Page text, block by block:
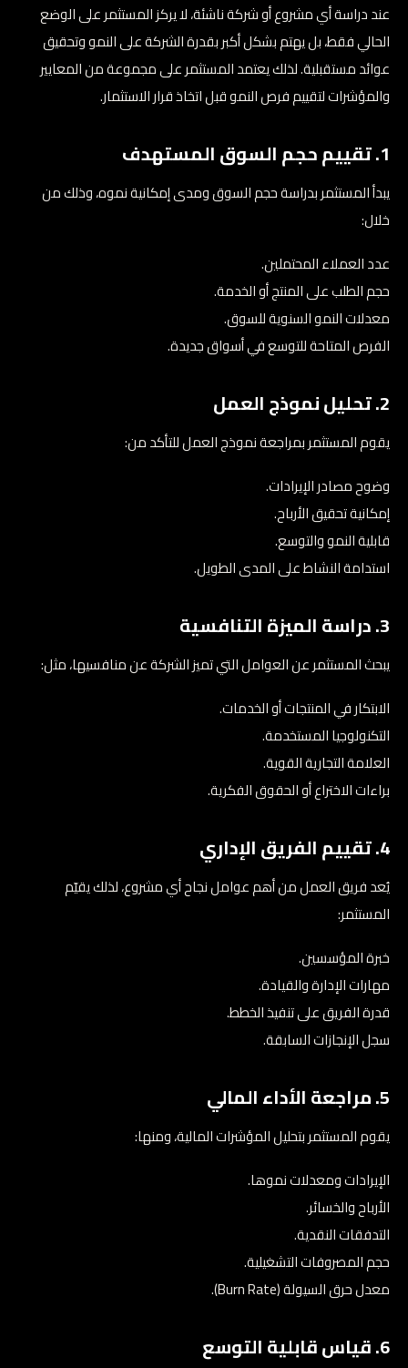
عند دراسة أي مشروع أو شركة ناشئة، لا يركز المستثمر على الوضع
الحالي فقط، بل يهتم بشكل أكبر بقدرة الشركة على النمو وتحقيق
عوائد مستقبلية. لذلك يعتمد المستثمر على مجموعة من المعايير
والمؤشرات لتقييم فرص النمو قبل اتخاذ قرار الاستثمار.
1. تقييم حجم السوق المستهدف
يبدأ المستثمر بدراسة حجم السوق ومدى إمكانية نموه، وذلك من
خلال:
عدد العملاء المحتملين.
حجم الطلب على المنتج أو الخدمة.
معدلات النمو السنوية للسوق.
الفرص المتاحة للتوسع في أسواق جديدة.
2. تحليل نموذج العمل
يقوم المستثمر بمراجعة نموذج العمل للتأكد من:
وضوح مصادر الإيرادات.
إمكانية تحقيق الأرباح.
قابلية النمو والتوسع.
استدامة النشاط على المدى الطويل.
3. دراسة الميزة التنافسية
يبحث المستثمر عن العوامل التي تميز الشركة عن منافسيها، مثل:
الابتكار في المنتجات أو الخدمات.
التكنولوجيا المستخدمة.
العلامة التجارية القوية.
براءات الاختراع أو الحقوق الفكرية.
4. تقييم الفريق الإداري
يُعد فريق العمل من أهم عوامل نجاح أي مشروع، لذلك يقيّم
المستثمر:
خبرة المؤسسين.
مهارات الإدارة والقيادة.
قدرة الفريق على تنفيذ الخطط.
سجل الإنجازات السابقة.
5. مراجعة الأداء المالي
يقوم المستثمر بتحليل المؤشرات المالية، ومنها:
الإيرادات ومعدلات نموها.
الأرباح والخسائر.
التدفقات النقدية.
حجم المصروفات التشغيلية.
معدل حرق السيولة (Burn Rate).
6. قياس قابلية التوسع